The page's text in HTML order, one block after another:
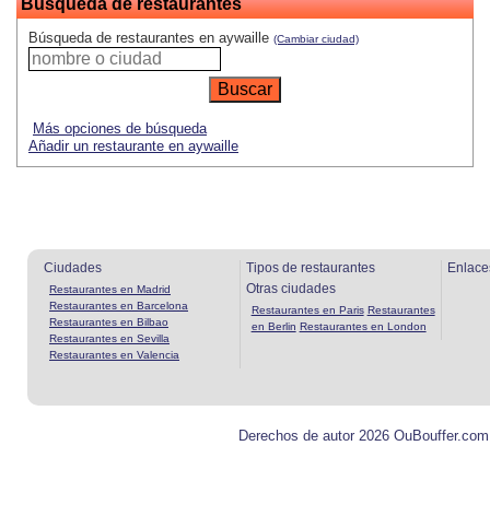
Búsqueda de restaurantes
Búsqueda de restaurantes en aywaille (Cambiar ciudad)
Más opciones de búsqueda
Añadir un restaurante en aywaille
Ciudades
Restaurantes en Madrid
Restaurantes en Barcelona
Restaurantes en Bilbao
Restaurantes en Sevilla
Restaurantes en Valencia
Tipos de restaurantes
Otras ciudades
Restaurantes en Paris Restaurantes
en Berlin Restaurantes en London
Derechos de autor 2026